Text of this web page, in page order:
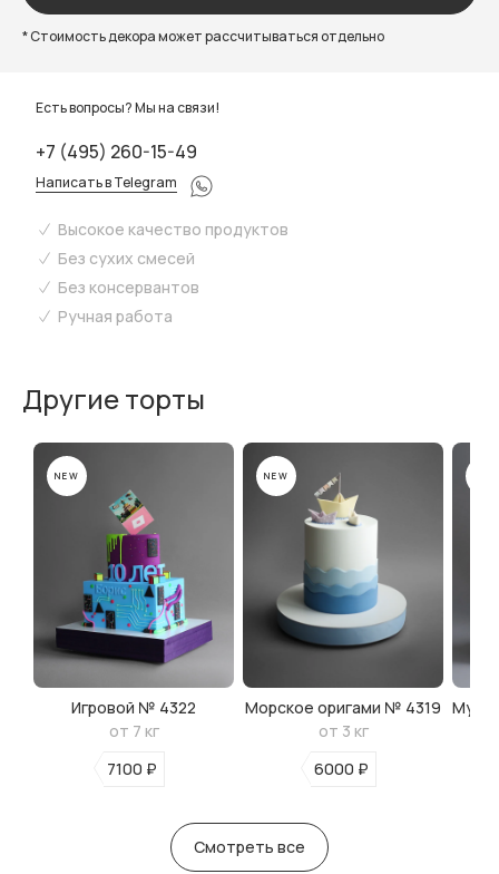
* Стоимость декора может рассчитываться отдельно
Есть вопросы? Мы на связи!
+7 (495) 260-15-49
Написать в Telegram
Высокое качество продуктов
Без сухих смесей
Без консервантов
Ручная работа
Другие торты
Игровой № 4322
от 7 кг
7100 ₽
NEW
Морское оригами № 4319
от 3 кг
6000 ₽
NEW
Смотреть все